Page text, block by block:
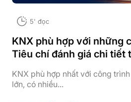
5' đọc
KNX phù hợp với những
Tiêu chí đánh giá chi tiết
KNX phù hợp nhất với công
lớn, có nhiều...